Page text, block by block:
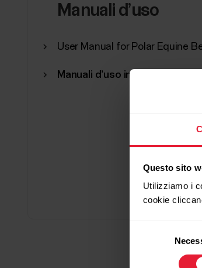
Questo sito
Utilizziamo i
cookie
Manuali d’uso
User Manual for Polar Equine
Manuali d’uso in altre lingue